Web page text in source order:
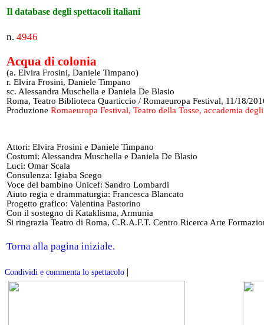
Il database degli spettacoli italiani
n. 4946
Acqua di colonia
(a. Elvira Frosini, Daniele Timpano)
r. Elvira Frosini, Daniele Timpano
sc. Alessandra Muschella e Daniela De Blasio
Roma, Teatro Biblioteca Quarticcio / Romaeuropa Festival, 11/18/
Produzione Romaeuropa Festival, Teatro della Tosse, accademia
Attori: Elvira Frosini e Daniele Timpano
Costumi: Alessandra Muschella e Daniela De Blasio
Luci: Omar Scala
Consulenza: Igiaba Scego
Voce del bambino Unicef: Sandro Lombardi
Aiuto regia e drammaturgia: Francesca Blancato
Progetto grafico: Valentina Pastorino
Con il sostegno di Kataklisma, Armunia
Si ringrazia Teatro di Roma, C.R.A.F.T. Centro Ricerca Arte
Torna alla pagina iniziale.
Condividi e commenta lo spettacolo |